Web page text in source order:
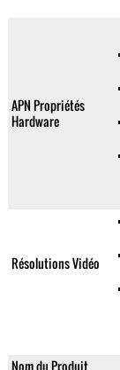
APN Propriétés
Hardware
Résolutions Vidéo
Nom du Produit